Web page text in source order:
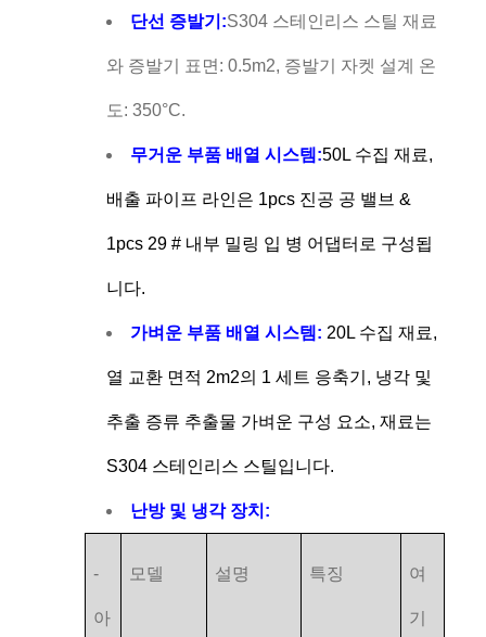
단선 증발기:S304 스테인리스 스틸 재료
와 증발기 표면: 0.5m2, 증발기 자켓 설계 온
도: 350°C.
무거운 부품 배열 시스템:50L 수집 재료,
배출 파이프 라인은 1pcs 진공 공 밸브 &
1pcs 29 # 내부 밀링 입 병 어댑터로 구성됩
니다.
가벼운 부품 배열 시스템: 20L 수집 재료,
열 교환 면적 2m2의 1 세트 응축기, 냉각 및
추출 증류 추출물 가벼운 구성 요소, 재료는
S304 스테인리스 스틸입니다.
난방 및 냉각 장치:
-
아
모델 설명 특징 여
기